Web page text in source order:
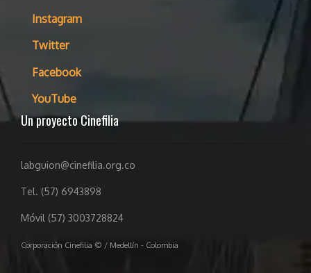
Instagram
Twitter
Facebook
YouTube
Un proyecto Cinefilia
labguion@cinefilia.org.co
Tel. (57) 6943898
Móvil (57) 3003728824
Corporación Cinefilia © / Medellín - Colombia